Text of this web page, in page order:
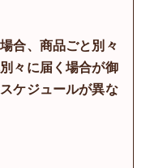
合、商品ごと別々
々に届く場合が御
ケジュールが異な